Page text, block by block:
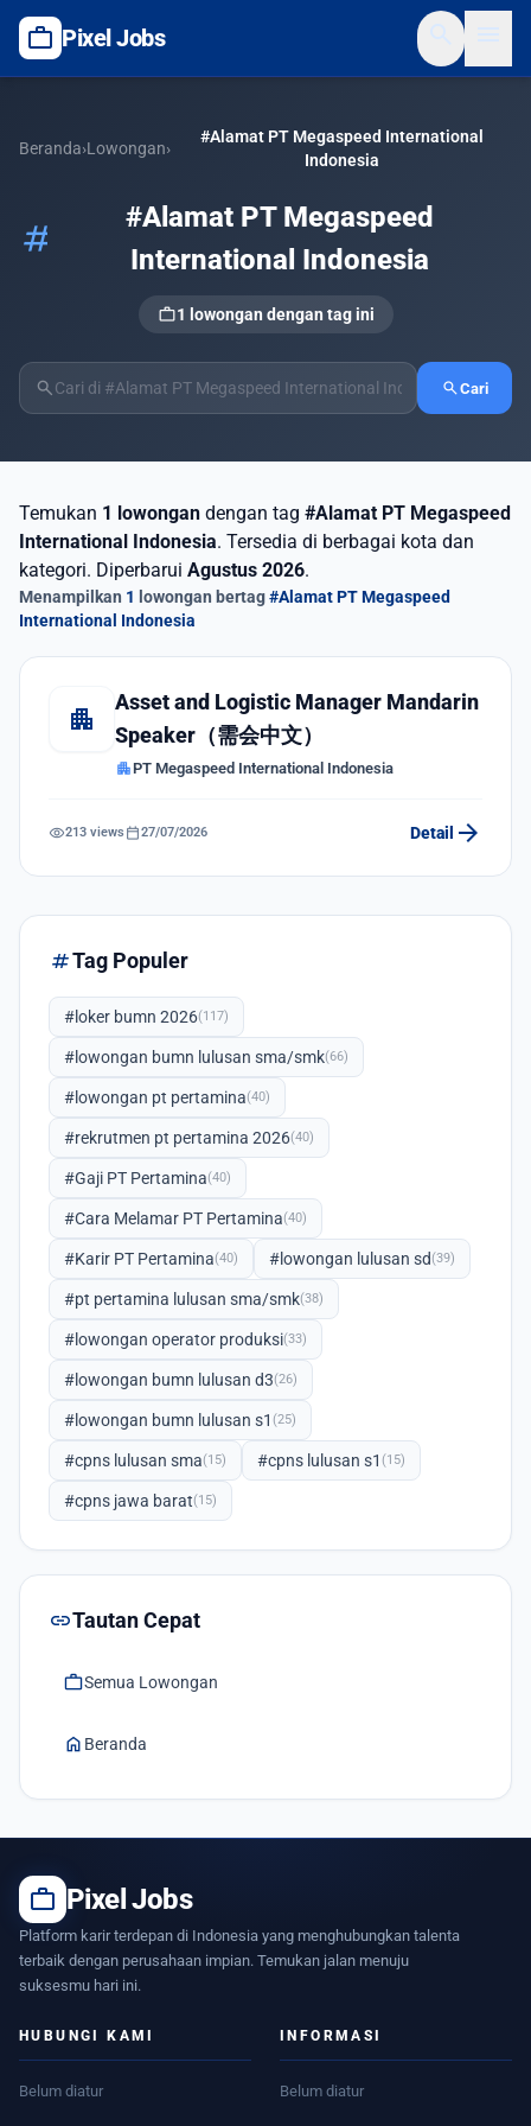
work Pixel Jobs
Beranda›Lowongan›
#Alamat PT Megaspeed International
Indonesia
tag
#Alamat PT Megaspeed
International Indonesia
work1 lowongan dengan tag ini
search searchCari
Temukan 1 lowongan dengan tag #Alamat PT Megaspeed
International Indonesia. Tersedia di berbagai kota dan
kategori. Diperbarui Agustus 2026.
Menampilkan 1 lowongan bertag#Alamat PT Megaspeed
International Indonesia
apartment
Asset and Logistic Manager Mandarin
Speaker（需会中文）
apartmentPT Megaspeed International Indonesia
visibility213 views calendar_today27/07/2026 Detail arrow_forward
tagTag Populer
#loker bumn 2026(117)
#lowongan bumn lulusan sma/smk(66)
#lowongan pt pertamina(40)
#rekrutmen pt pertamina 2026(40)
#Gaji PT Pertamina(40)
#Cara Melamar PT Pertamina(40)
#Karir PT Pertamina(40) #lowongan lulusan sd(39)
#pt pertamina lulusan sma/smk(38)
#lowongan operator produksi(33)
#lowongan bumn lulusan d3(26)
#lowongan bumn lulusan s1 (25)
#cpns lulusan sma(15) #cpns lulusan s1 (15)
#cpns jawa barat(15)
linkTautan Cepat
workSemua Lowongan
home Beranda
work Pixel Jobs
Platform karir terdepan di Indonesia yang menghubungkan talenta
terbaik dengan perusahaan impian. Temukan jalan menuju
suksesmu hari ini.
HUBUNGI KAMI
Belum diatur
INFORMASI
Belum diatur